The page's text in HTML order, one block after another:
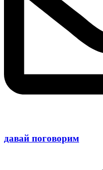
давай поговорим